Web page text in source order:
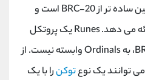
ساده تر ازBRC-20 است و
می دهد.Runesیک پروتکل
، بهOrdinalsوابسته نیست. از
می توانند یک نوعتوکنرا با یک